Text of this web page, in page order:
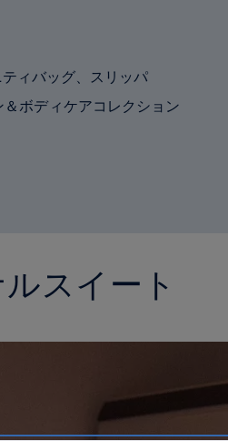
ィバッグ、スリッパ
ボディケアコレクション
スイート